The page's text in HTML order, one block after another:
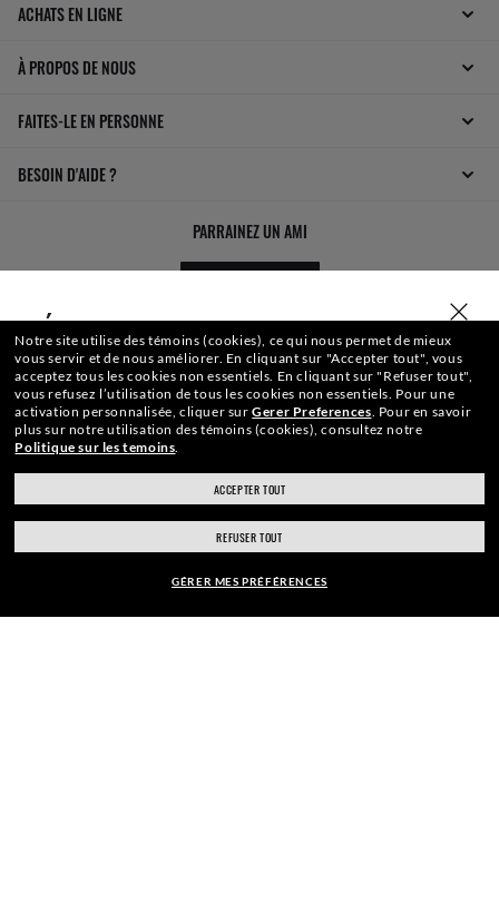
SÉLECTIONNER OU SAISIR VOTRE MAGASIN
ray-ban.com/canada/fr
Choisir un autre magasin
ACHATS EN LIGNE
À PROPOS DE NOUS
FAITES-LE EN PERSONNE
BESOIN D'AIDE ?
PARRAINEZ UN AMI
POLITIQUE DE CONFIDENTIALITÉ SUR INTERNET
Notre site utilise des témoins (cookies), ce qui nous permet de mieux
vous servir et de nous améliorer. En cliquant sur "Accepter tout", vous
acceptez tous les cookies non essentiels. En cliquant sur "Refuser tout",
vous refusez l’utilisation de tous les cookies non essentiels. Pour une
activation personnalisée, cliquer surGerer Preferences. Pour en savoir
plus sur notre utilisation des témoins (cookies), consultez notre
Politique sur les temoins.
ACCEPTER TOUT
REFUSER TOUT
GÉRER MES PRÉFÉRENCES